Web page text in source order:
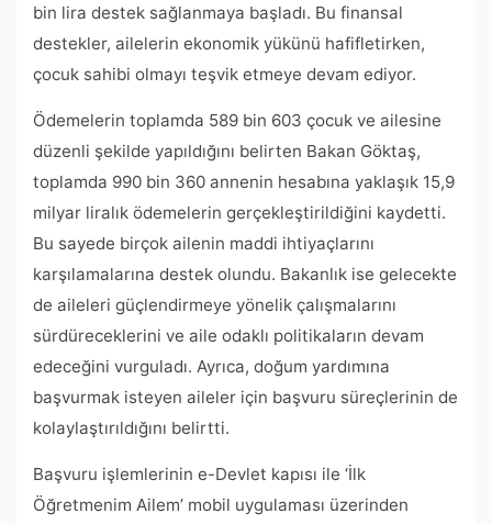
bin lira destek sağlanmaya başladı. Bu finansal
destekler, ailelerin ekonomik yükünü hafifletirken,
çocuk sahibi olmayı teşvik etmeye devam ediyor.
Ödemelerin toplamda 589 bin 603 çocuk ve ailesine
düzenli şekilde yapıldığını belirten Bakan Göktaş,
toplamda 990 bin 360 annenin hesabına yaklaşık 15,9
milyar liralık ödemelerin gerçekleştirildiğini kaydetti.
Bu sayede birçok ailenin maddi ihtiyaçlarını
karşılamalarına destek olundu. Bakanlık ise gelecekte
de aileleri güçlendirmeye yönelik çalışmalarını
sürdüreceklerini ve aile odaklı politikaların devam
edeceğini vurguladı. Ayrıca, doğum yardımına
başvurmak isteyen aileler için başvuru süreçlerinin de
kolaylaştırıldığını belirtti.
Başvuru işlemlerinin e-Devlet kapısı ile ‘İlk
Öğretmenim Ailem’ mobil uygulaması üzerinden